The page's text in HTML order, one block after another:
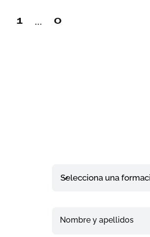
1 ... 0
Selecciona una
Nombre y apellidos